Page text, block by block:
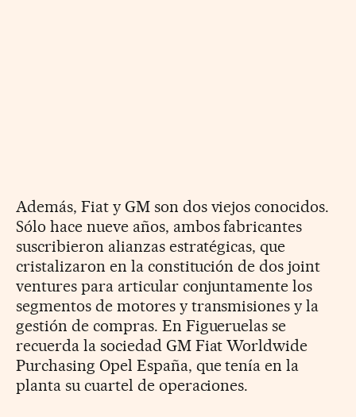
Además, Fiat y GM son dos viejos conocidos.
Sólo hace nueve años, ambos fabricantes
suscribieron alianzas estratégicas, que
cristalizaron en la constitución de dos joint
ventures para articular conjuntamente los
segmentos de motores y transmisiones y la
gestión de compras. En Figueruelas se
recuerda la sociedad GM Fiat Worldwide
Purchasing Opel España, que tenía en la
planta su cuartel de operaciones.